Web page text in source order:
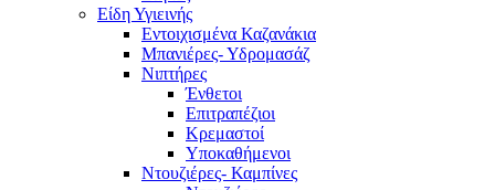
Είδη Υγιεινής
Εντοιχισμένα Καζανάκια
Μπανιέρες- Υδρομασάζ
Νιπτήρες
Ένθετοι
Επιτραπέζιοι
Κρεμαστοί
Υποκαθήμενοι
Ντουζιέρες- Καμπίνες